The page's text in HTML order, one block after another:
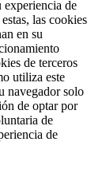
experiencia de
las cookies
en su
de terceros
utiliza este
navegador solo
de optar por
de
de